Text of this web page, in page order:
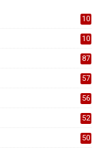
10
10
87
57
56
52
50